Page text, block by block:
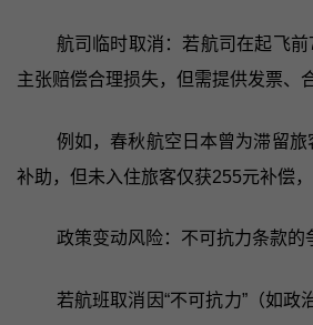
航司临时取消：若航司在起飞
主张赔偿合理损失，但需提供发票、
例如，春秋航空日本曾为滞留
补助，但未入住旅客仅获255元补偿，
政策变动风险：不可抗力条款的
若航班取消因“不可抗力”（如政